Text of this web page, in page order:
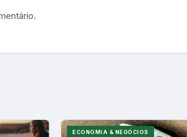
ECONOMIA & NEGÓCIOS